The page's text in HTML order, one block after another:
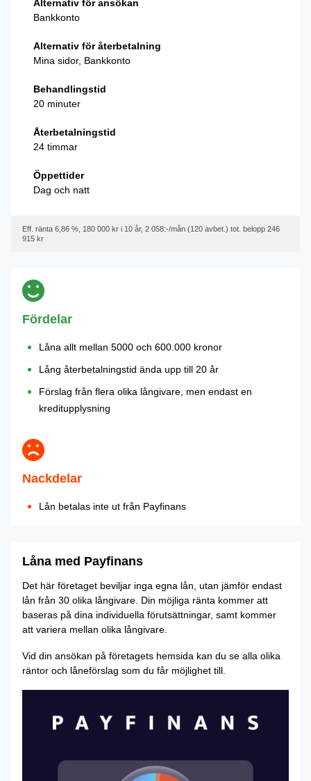
Alternativ för ansökan
Bankkonto
Alternativ för återbetalning
Mina sidor, Bankkonto
Behandlingstid
20 minuter
Återbetalningstid
24 timmar
Öppettider
Dag och natt
Eff. ränta 6,86 %, 180 000 kr i 10 år, 2 058:-/mån (120 avbet.) tot. belopp 246
915 kr
Fördelar
Låna allt mellan 5000 och 600.000 kronor
Lång återbetalningstid ända upp till 20 år
Förslag från flera olika långivare, men endast en
kreditupplysning
Nackdelar
Lån betalas inte ut från Payfinans
Låna med Payfinans
Det här företaget beviljar inga egna lån, utan jämför endast
lån från 30 olika långivare. Din möjliga ränta kommer att
baseras på dina individuella förutsättningar, samt kommer
att variera mellan olika långivare.
Vid din ansökan på företagets hemsida kan du se alla olika
räntor och låneförslag som du får möjlighet till.